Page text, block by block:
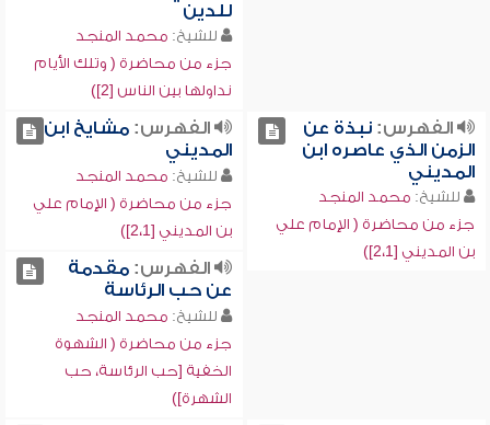
للدين
للشيخ: محمد المنجد
جزء من محاضرة ( وتلك الأيام
نداولها بين الناس [2])
الفهرس:نبذة عن
الزمن الذي عاصره ابن
المديني
للشيخ: محمد المنجد
جزء من محاضرة ( الإمام علي
بن المديني [2،1])
الفهرس:مشايخ ابن
المديني
للشيخ: محمد المنجد
جزء من محاضرة ( الإمام علي
بن المديني [2،1])
الفهرس:مقدمة
عن حب الرئاسة
للشيخ: محمد المنجد
جزء من محاضرة ( الشهوة
الخفية [حب الرئاسة، حب
الشهرة])